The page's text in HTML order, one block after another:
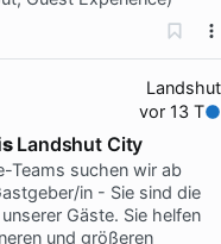
Landshut
vor 13 T
Landshut City
Teams suchen wir ab
in - Sie sind die
Gäste. Sie helfen
und größeren